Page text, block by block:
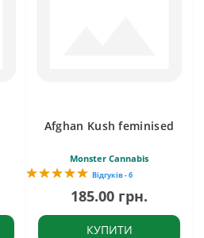
Afghan Kush feminised
Monster Cannabis
Відгуків - 6
185.00 грн.
КУПИТИ